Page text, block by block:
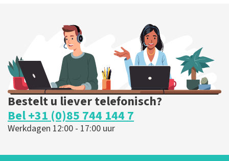
Bestelt u liever telefonisch?
Bel +31 (0)85 744 144 7
Werkdagen 12:00 - 17:00 uur